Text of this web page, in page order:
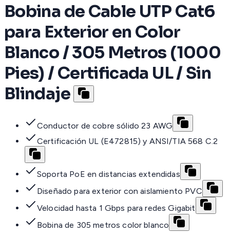
Bobina de Cable UTP Cat6
para Exterior en Color
Blanco / 305 Metros (1000
Pies) / Certificada UL / Sin
Blindaje
Conductor de cobre sólido 23 AWG
Certificación UL (E472815) y ANSI/TIA 568 C.2
Soporta PoE en distancias extendidas
Diseñado para exterior con aislamiento PVC
Velocidad hasta 1 Gbps para redes Gigabit
Bobina de 305 metros color blanco